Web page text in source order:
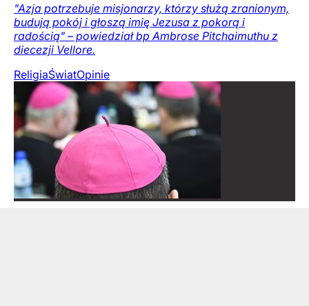
"Azja potrzebuje misjonarzy, którzy służą zranionym,
budują pokój i głoszą imię Jezusa z pokorą i
radością" – powiedział bp Ambrose Pitchaimuthu z
diecezji Vellore.
ReligiaŚwiatOpinie